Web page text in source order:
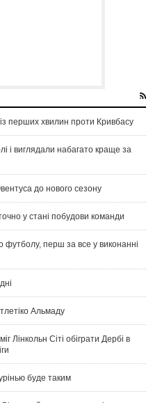
перших хвилин проти Кривбасу
і виглядали набагато краще за
до нового сезону
у стані побудови команди
футболу, перш за все у виконанні
Альмаду
Лінкольн Сіті обіграти Дербі в
буде таким